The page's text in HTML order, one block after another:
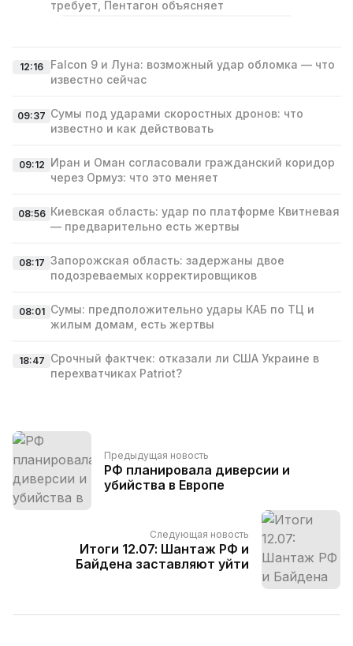
требует, Пентагон объясняет
12:16
Falcon 9 и Луна: возможный удар обломка — что
известно сейчас
09:37 Сумы под ударами скоростных дронов: что
известно и как действовать
09:12 Иран и Оман согласовали гражданский коридор
через Ормуз: что это меняет
08:56 Киевская область: удар по платформе Квитневая
— предварительно есть жертвы
08:17 Запорожская область: задержаны двое
подозреваемых корректировщиков
08:01 Сумы: предположительно удары КАБ по ТЦ и
жилым домам, есть жертвы
18:47 Срочный фактчек: отказали ли США Украине в
перехватчиках Patriot?
Предыдущая новость
РФ планировала диверсии и
убийства в Европе
Следующая новость
Итоги 12.07: Шантаж РФ и
Байдена заставляют уйти